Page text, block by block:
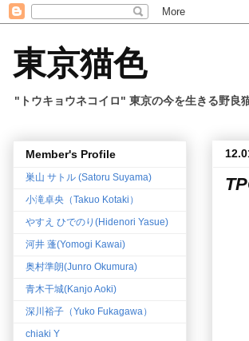
東京猫色
"トウキョウネコイロ" 東京の今を生きる野良
Member's Profile
巣山 サトル (Satoru Suyama)
小滝卓央（Takuo Kotaki）
やすえ ひでのり(Hidenori Yasue)
河井 蓬(Yomogi Kawai)
奥村準朗(Junro Okumura)
青木干城(Kanjo Aoki)
深川裕子（Yuko Fukagawa）
chiaki Y